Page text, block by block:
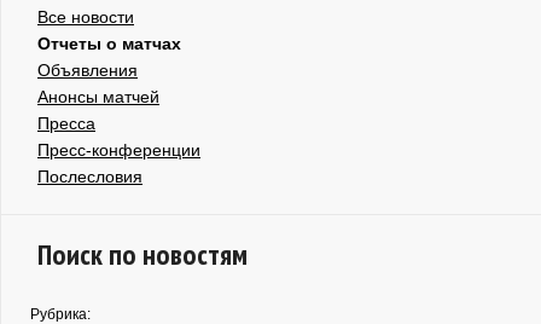
Все новости
Отчеты о матчах
Объявления
Анонсы матчей
Пресса
Пресс-конференции
Послесловия
Поиск по новостям
Рубрика: